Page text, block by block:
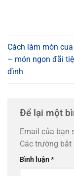
Cách làm món
– món ngon đãi
đình
Để lại một
Email của bạn
Các trường
Bình luận*